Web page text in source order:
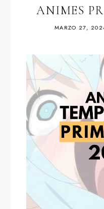
ANIMES
MARZO 27,